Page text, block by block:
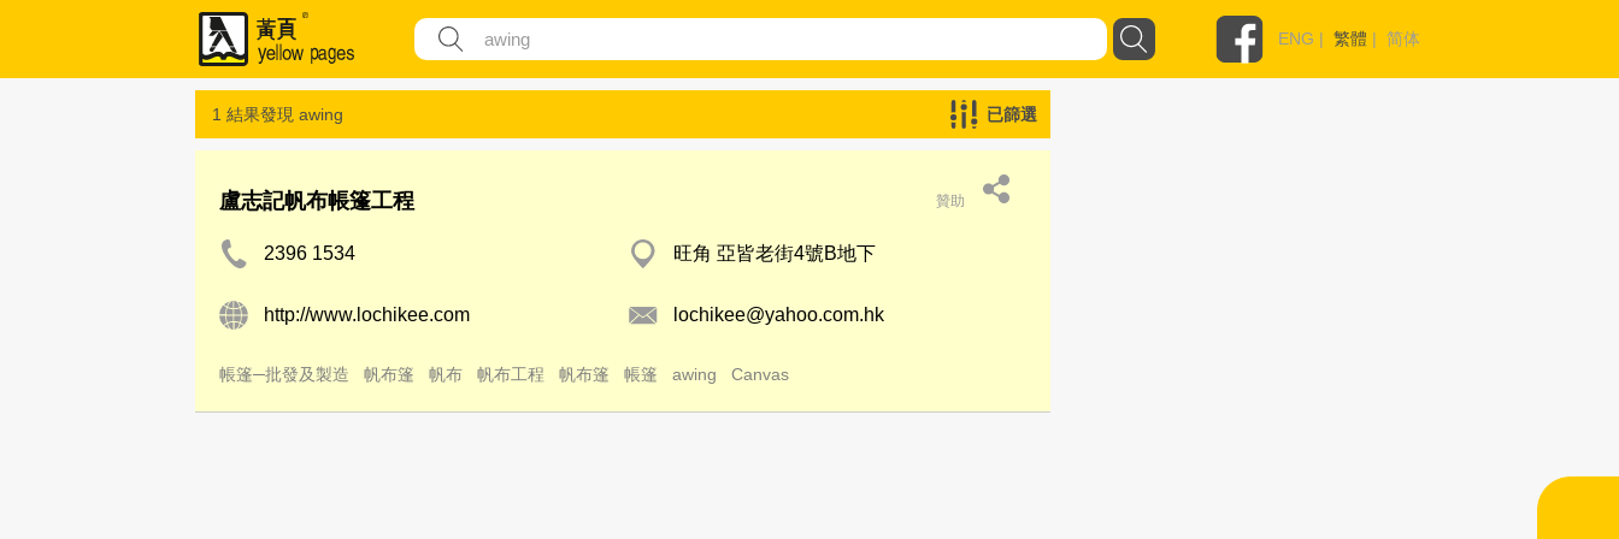
ENG | 繁體 | 简体
1 結果發現 awing 已篩選
盧志記帆布帳篷工程 贊助
2396 1534 旺角 亞皆老街4號B地下
http://www.lochikee.com lochikee@yahoo.com.hk
帳篷─批發及製造 帆布篷 帆布 帆布工程 帆布篷 帳篷 awing Canvas